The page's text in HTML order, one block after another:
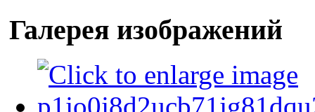
Галерея изображений